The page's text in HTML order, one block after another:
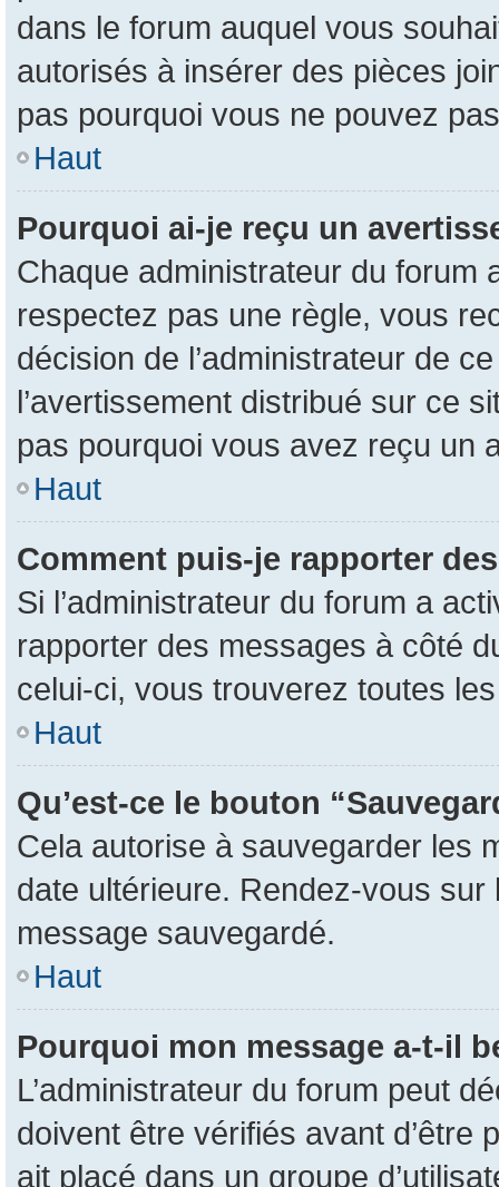
dans le forum auquel vous
autorisés à insérer des pièces
pas pourquoi vous ne pouvez
Haut
Pourquoi ai-je reçu un
Chaque administrateur du forum
respectez pas une règle, vous
décision de l’administrateur de
l’avertissement distribué sur ce
pas pourquoi vous avez reçu un
Haut
Comment puis-je rapporter
Si l’administrateur du forum a
rapporter des messages à côté
celui-ci, vous trouverez toutes
Haut
Qu’est-ce le bouton
Cela autorise à sauvegarder les
date ultérieure. Rendez-vous sur
message sauvegardé.
Haut
Pourquoi mon message a-t-il
L’administrateur du forum peut
doivent être vérifiés avant d’être
ait placé dans un groupe